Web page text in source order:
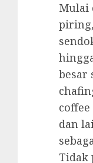
Mulai
besar
dan
Tidak